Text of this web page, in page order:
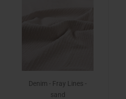
Denim - Fray Lines -
sand